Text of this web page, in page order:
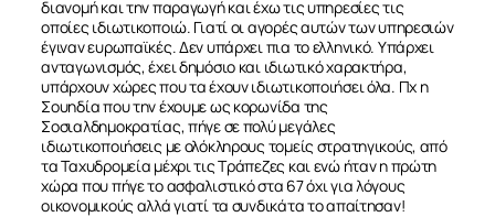
διανομή και την παραγωγή και έχω τις υπηρεσίες τις
οποίες ιδιωτικοποιώ. Γιατί οι αγορές αυτών των υπηρεσιών
έγιναν ευρωπαϊκές. Δεν υπάρχει πια το ελληνικό. Υπάρχει
ανταγωνισμός, έχει δημόσιο και ιδιωτικό χαρακτήρα,
υπάρχουν χώρες που τα έχουν ιδιωτικοποιήσει όλα. Πχ η
Σουηδία που την έχουμε ως κορωνίδα της
Σοσιαλδημοκρατίας, πήγε σε πολύ μεγάλες
ιδιωτικοποιήσεις με ολόκληρους τομείς στρατηγικούς, από
τα Ταχυδρομεία μέχρι τις Τράπεζες και ενώ ήταν η πρώτη
χώρα που πήγε το ασφαλιστικό στα 67 όχι για λόγους
οικονομικούς αλλά γιατί τα συνδικάτα το απαίτησαν!